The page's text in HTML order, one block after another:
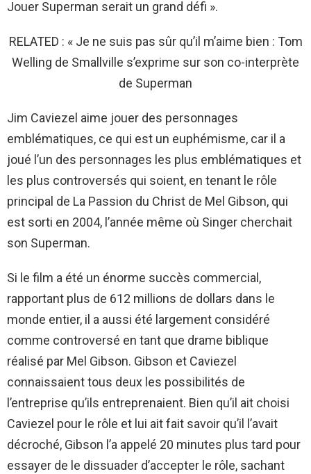
Jouer Superman serait un grand défi ».
RELATED : « Je ne suis pas sûr qu’il m’aime bien : Tom
Welling de Smallville s’exprime sur son co-interprète
de Superman
Jim Caviezel aime jouer des personnages
emblématiques, ce qui est un euphémisme, car il a
joué l’un des personnages les plus emblématiques et
les plus controversés qui soient, en tenant le rôle
principal de La Passion du Christ de Mel Gibson, qui
est sorti en 2004, l’année même où Singer cherchait
son Superman.
Si le film a été un énorme succès commercial,
rapportant plus de 612 millions de dollars dans le
monde entier, il a aussi été largement considéré
comme controversé en tant que drame biblique
réalisé par Mel Gibson. Gibson et Caviezel
connaissaient tous deux les possibilités de
l’entreprise qu’ils entreprenaient. Bien qu’il ait choisi
Caviezel pour le rôle et lui ait fait savoir qu’il l’avait
décroché, Gibson l’a appelé 20 minutes plus tard pour
essayer de le dissuader d’accepter le rôle, sachant